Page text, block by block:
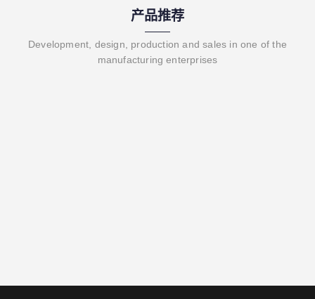
产品推荐
Development, design, production and sales in one of the
manufacturing enterprises